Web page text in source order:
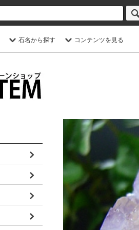
石名から探す コンテンツを見る